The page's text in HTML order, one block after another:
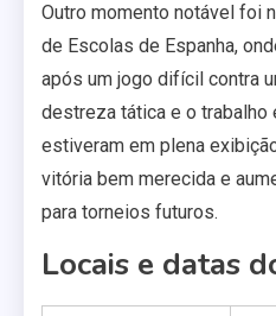
Outro momento notável foi
de Escolas de Espanha,
após um jogo difícil contra
destreza tática e o trabalho
estiveram em plena
vitória bem merecida e
para torneios futuros.
Locais e datas